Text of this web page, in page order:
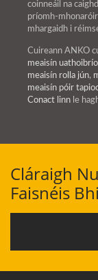
coinneáil na
príomh-
mhargaidh i
Cuireann ANKO
meaisín
meaisín rolla jún,
meaisín póir
Conact linn le
Cláraigh
Faisnéis